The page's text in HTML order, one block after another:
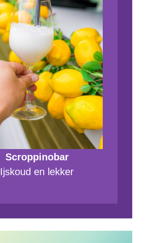
Scroppinobar
Ijskoud en lekker